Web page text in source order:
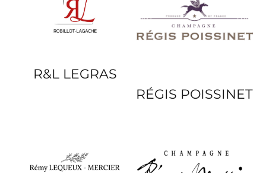
R&L LEGRAS
RÉGIS POISSINET